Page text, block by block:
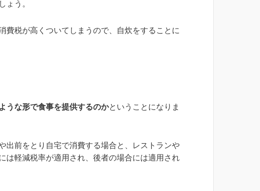
ょう。
費税が高くついてしまうので、自炊をすることに
うな形で食事を提供するのかということになりま
出前をとり自宅で消費する場合と、レストランや
は軽減税率が適用され、後者の場合には適用され